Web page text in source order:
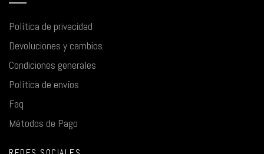
Política de privacidad
Devoluciones y cambios
Condiciones generales
Política de envíos
Faq
Métodos de Pago